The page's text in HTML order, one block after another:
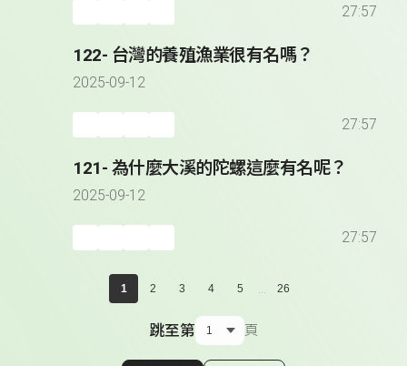
27:57
122- 台灣的養殖漁業很有名嗎？
2025-09-12
27:57
121- 為什麼大溪的陀螺這麼有名呢？
2025-09-12
27:57
1 2 3 4 5 ... 26
跳至第 頁